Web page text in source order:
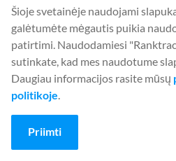
2. Išanalizuokite
efektyvumą
Kai nustatysite reguliarų
laikas analizuoti raktažodžių
tendencijas ar modelius.
Šioje svetainėje naudojami
galėtumėte mėgautis puikia
patirtimi. Naudodamiesi
sutinkate, kad mes naudotume
Daugiau informacijos rasite mūsų
politikoje.
Priimti